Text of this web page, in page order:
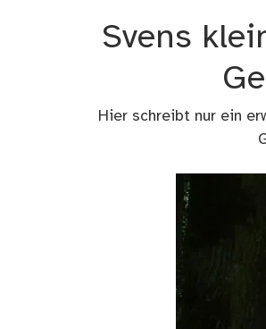
Svens
Hier schreibt nur ein